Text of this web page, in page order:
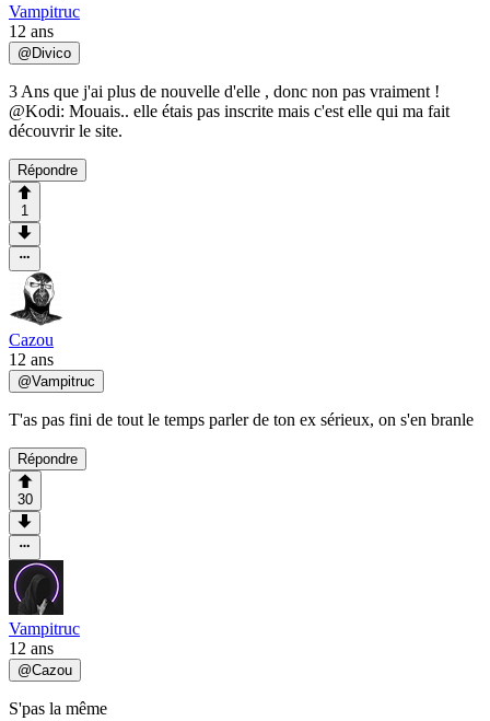
Vampitruc
12 ans
@Divico
3 Ans que j'ai plus de nouvelle d'elle , donc non pas vraiment !
@Kodi: Mouais.. elle étais pas inscrite mais c'est elle qui ma fait
découvrir le site.
Répondre
1
Cazou
12 ans
@Vampitruc
T'as pas fini de tout le temps parler de ton ex sérieux, on s'en branle
Répondre
30
Vampitruc
12 ans
@Cazou
S'pas la même